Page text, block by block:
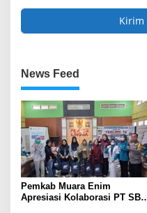
News Feed
Pemkab Muara Enim
Apresiasi Kolaborasi PT SBS